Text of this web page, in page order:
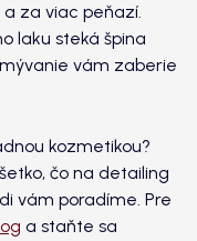
za viac peňazí.
laku steká špina
vám zaberie
kozmetikou?
čo na detailing
vám poradíme. Pre
a staňte sa